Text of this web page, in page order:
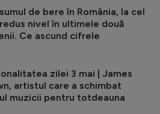
de bere în România, la cel
nivel în ultimele două
Ce ascund cifrele
zilei 3 mai | James
artistul care a schimbat
muzicii pentru totdeauna